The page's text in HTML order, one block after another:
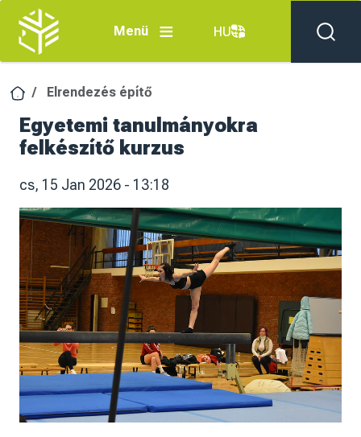
Ugrás a tartalomra
Menü
HU
Elrendezés építő
Egyetemi tanulmányokra
felkészítő kurzus
cs, 15 Jan 2026 - 13:18